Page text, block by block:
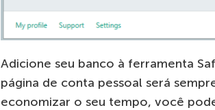
Adicione seu banco à ferramenta
página de conta pessoal será
economizar o seu tempo, você